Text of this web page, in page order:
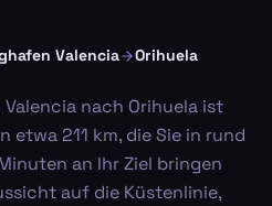
Valencia Orihuela
nach Orihuela ist
etwa 211 km, die Sie in rund
an Ihr Ziel bringen
auf die Küstenlinie,